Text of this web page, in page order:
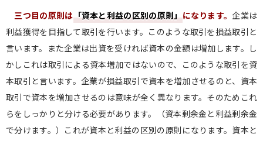
三つ目の原則は「資本と利益の区別の原則」になります。企業は
利益獲得を目指して取引を行います。このような取引を損益取引と
言います。また企業は出資を受ければ資本の金額は増加します。し
かしこれは取引による資本増加ではないので、このような取引を資
本取引と言います。企業が損益取引で資本を増加させるのと、資本
取引で資本を増加させるのは意味が全く異なります。そのためこれ
らをしっかりと分ける必要があります。（資本剰余金と利益剰余金
で分けます。）これが資本と利益の区別の原則になります。資本と